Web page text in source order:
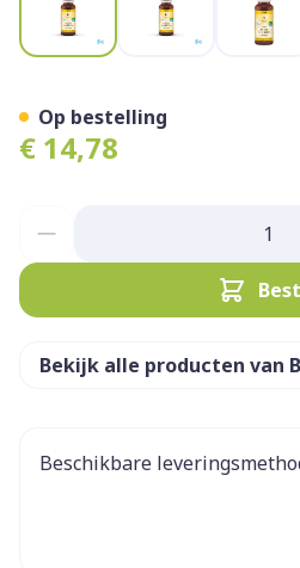
€ 14,78
Op bestelling
Bekijk alle producten van
Beschikbare